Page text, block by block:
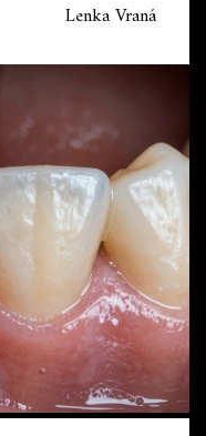
Lenka Vraná